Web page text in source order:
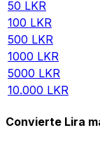
50 LKR
100 LKR
500 LKR
1000 LKR
5000 LKR
10.000 LKR
Convierte Lira